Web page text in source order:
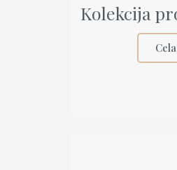
Kolekcija